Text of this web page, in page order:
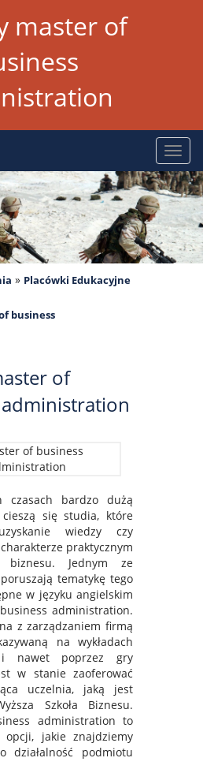
master of
» Placówki Edukacyjne
business
of
czasach bardzo dużą
się studia, które
wiedzy czy
praktycznym
Jednym ze
tematykę tego
w języku angielskim
administration.
z zarządzaniem firmą
na wykładach
nawet poprzez gry
w stanie zaoferować
uczelnia, jaką jest
Szkoła Biznesu.
administration to
jakie znajdziemy
działalność podmiotu